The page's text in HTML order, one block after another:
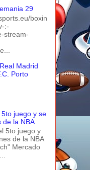
29
boxin
:-
stream-
Madrid
Porto
juego y se
de la NBA
5to juego y
de la NBA
Mercado